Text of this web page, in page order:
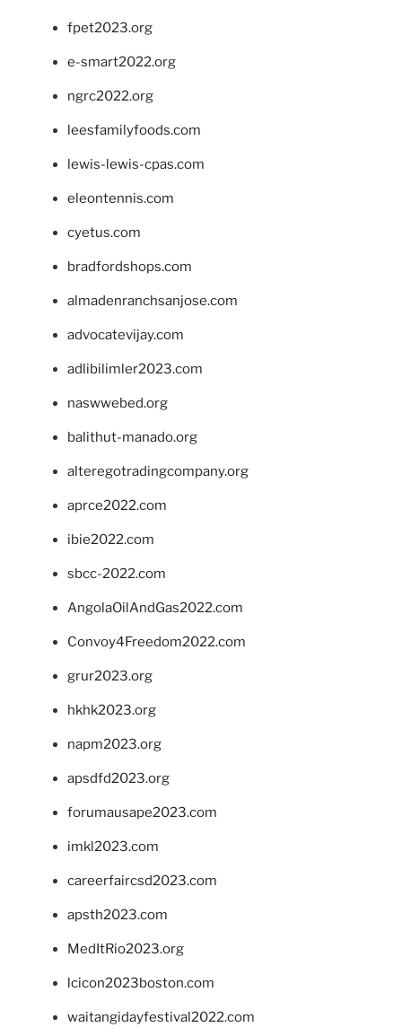
fpet2023.org
e-smart2022.org
ngrc2022.org
leesfamilyfoods.com
lewis-lewis-cpas.com
eleontennis.com
cyetus.com
bradfordshops.com
almadenranchsanjose.com
advocatevijay.com
adlibilimler2023.com
naswwebed.org
balithut-manado.org
alteregotradingcompany.org
aprce2022.com
ibie2022.com
sbcc-2022.com
AngolaOilAndGas2022.com
Convoy4Freedom2022.com
grur2023.org
hkhk2023.org
napm2023.org
apsdfd2023.org
forumausape2023.com
imkl2023.com
careerfaircsd2023.com
apsth2023.com
MedItRio2023.org
lcicon2023boston.com
waitangidayfestival2022.com